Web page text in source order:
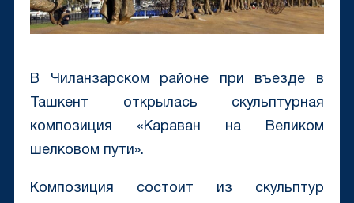
В Чиланзарском районе при въезде в
Ташкент открылась скульптурная
композиция «Караван на Великом
шелковом пути».
Композиция состоит из скульптур